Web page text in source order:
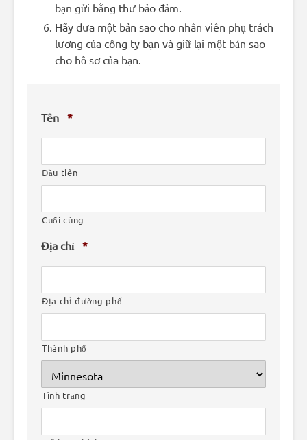
bạn gửi bằng thư bảo đảm.
Hãy đưa một bản sao cho nhân viên phụ trách
lương của công ty bạn và giữ lại một bản sao
cho hồ sơ của bạn.
Tên *
Đầu tiên
Cuối cùng
Địa chỉ *
Địa chỉ đường phố
Thành phố
Tình trạng